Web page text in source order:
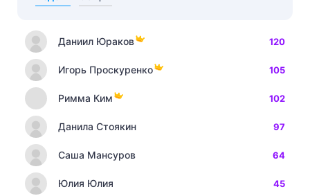
Даниил Юраков 120
Игорь Проскуренко 105
Римма Ким 102
Данила Стоякин 97
Саша Мансуров 64
Юлия Юлия 45